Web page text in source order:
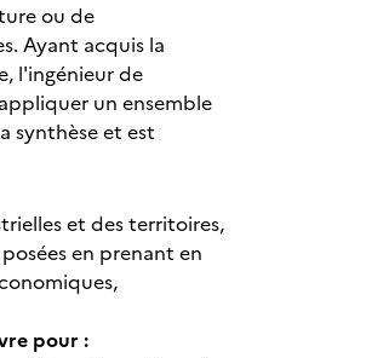
ou de
Ayant acquis la
l'ingénieur de
un ensemble
synthèse et est
et des territoires,
en prenant en
pour :